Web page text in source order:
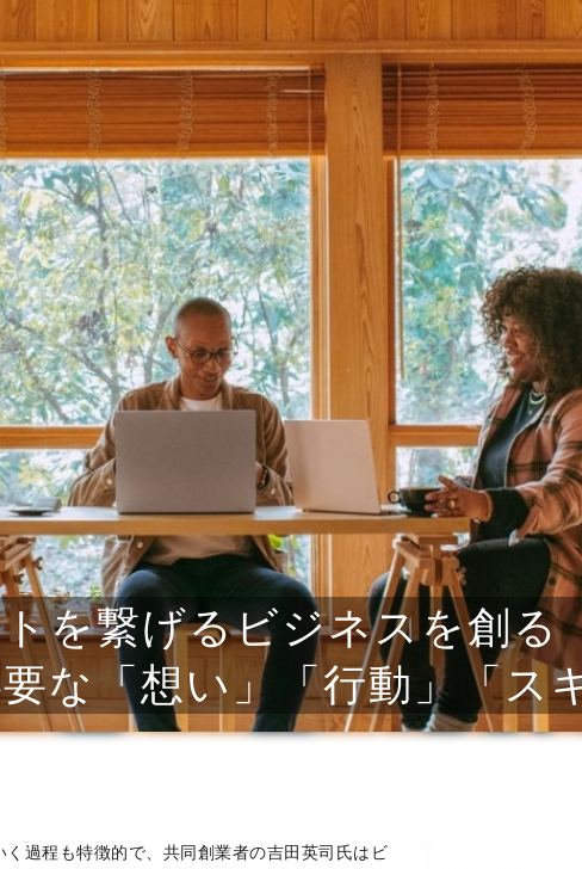
を繋げるビジネスを創る
な「想い」「行動」「ス
過程も特徴的で、共同創業者の吉田英司氏はビ